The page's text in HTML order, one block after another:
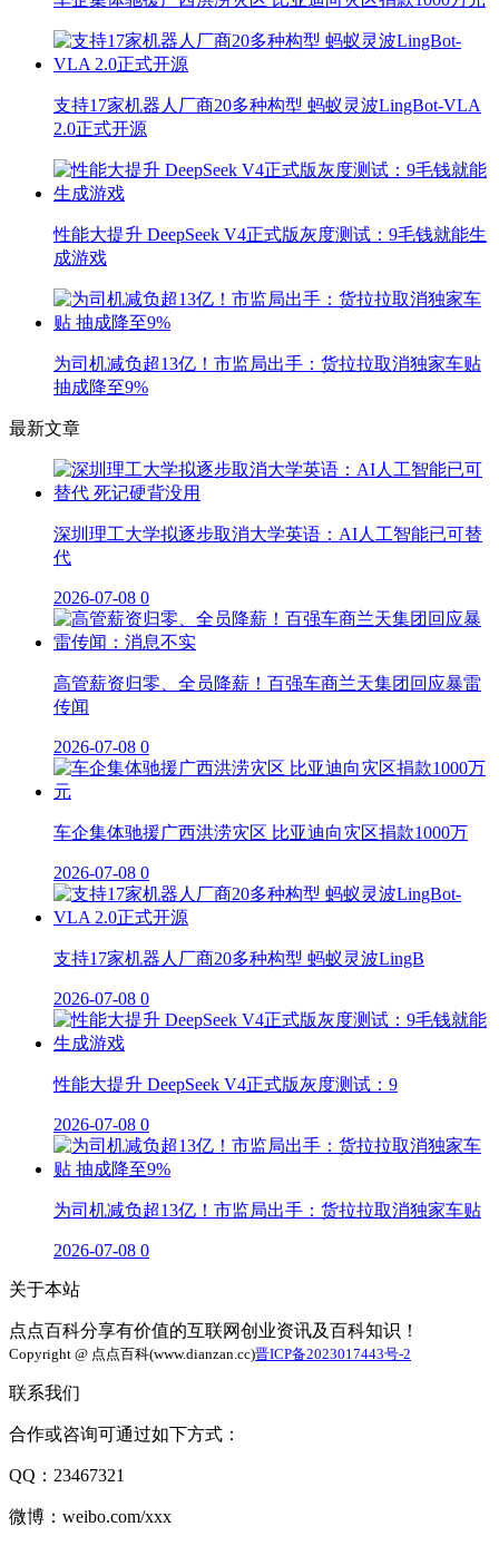
支持17家机器人厂商20多种构型 蚂蚁灵波LingBot-VLA
2.0正式开源
性能大提升 DeepSeek V4正式版灰度测试：9毛钱就能生
成游戏
为司机减负超13亿！市监局出手：货拉拉取消独家车贴
抽成降至9%
最新文章
深圳理工大学拟逐步取消大学英语：AI人工智能已可替
代
2026-07-08 0
高管薪资归零、全员降薪！百强车商兰天集团回应暴雷
传闻
2026-07-08 0
车企集体驰援广西洪涝灾区 比亚迪向灾区捐款1000万
2026-07-08 0
支持17家机器人厂商20多种构型 蚂蚁灵波LingB
2026-07-08 0
性能大提升 DeepSeek V4正式版灰度测试：9
2026-07-08 0
为司机减负超13亿！市监局出手：货拉拉取消独家车贴
2026-07-08 0
关于本站
点点百科分享有价值的互联网创业资讯及百科知识！
Copyright @ 点点百科(www.dianzan.cc)晋ICP备2023017443号-2
联系我们
合作或咨询可通过如下方式：
QQ：23467321
微博：weibo.com/xxx